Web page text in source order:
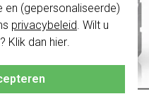
(gepersonaliseerde)
privacybeleid. Wilt u
Klik dan hier.
je